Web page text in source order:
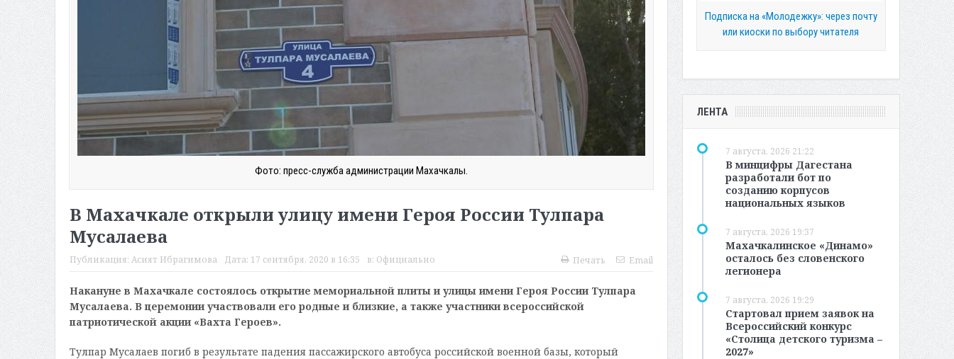
Фото: пресс-служба администрации Махачкалы.
В Махачкале открыли улицу имени Героя России Тулпара
Мусалаева
Публикация: Асият Ибрагимова Дата: 17 сентября, 2020 в 16:35 в: Официально Печать Email
Накануне в Махачкале состоялось открытие мемориальной плиты и улицы имени Героя России Тулпара
Мусалаева. В церемонии участвовали его родные и близкие, а также участники всероссийской
патриотической акции «Вахта Героев».
Тулпар Мусалаев погиб в результате падения пассажирского автобуса российской военной базы, который
Подписка на «Молодежку»: через почту
или киоски по выбору читателя
ЛЕНТА
7 августа, 2026 21:22
В минцифры Дагестана
разработали бот по
созданию корпусов
национальных языков
7 августа, 2026 19:37
Махачкалинское «Динамо»
осталось без словенского
легионера
7 августа, 2026 19:29
Стартовал прием заявок на
Всероссийский конкурс
«Столица детского туризма –
2027»